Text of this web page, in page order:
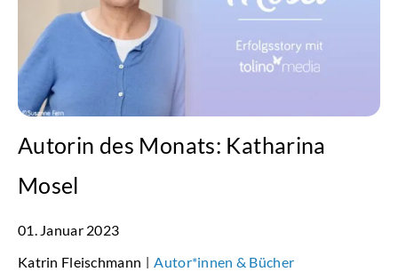
Autorin des Monats: Katharina
Mosel
01. Januar 2023
Katrin Fleischmann | Autor*innen & Bücher